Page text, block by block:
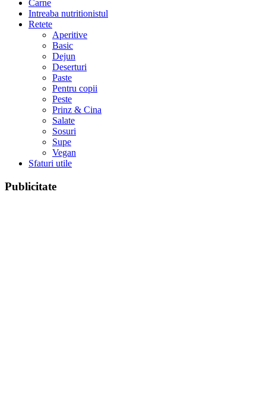
Carne
Intreaba nutritionistul
Retete
Aperitive
Basic
Dejun
Deserturi
Paste
Pentru copii
Peste
Prinz & Cina
Salate
Sosuri
Supe
Vegan
Sfaturi utile
Publicitate